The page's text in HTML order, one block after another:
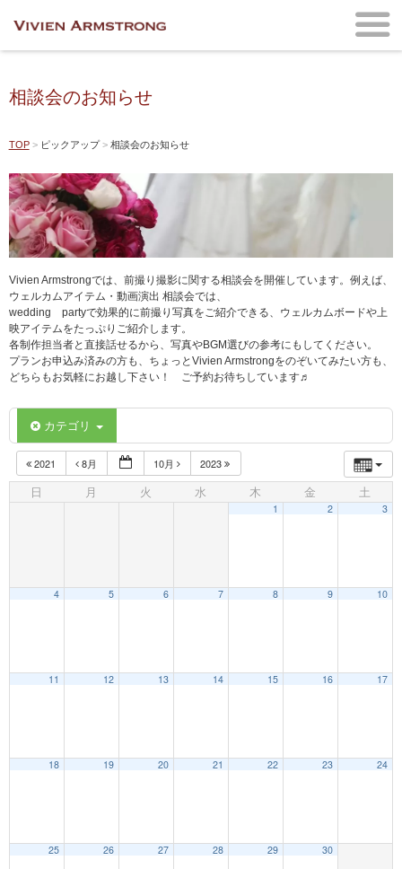
相談会のお知らせ
TOP ピックアップ 相談会のお知らせ
Vivien Armstrongでは、前撮り撮影に関する相談会を開催しています。例えば、
ウェルカムアイテム・動画演出 相談会では、
wedding partyで効果的に前撮り写真をご紹介できる、ウェルカムボードや上
映アイテムをたっぷりご紹介します。
各制作担当者と直接話せるから、写真やBGM選びの参考にもしてください。
プランお申込み済みの方も、ちょっとVivien Armstrongをのぞいてみたい方も、
どちらもお気軽にお越し下さい！ ご予約お待ちしています♬
カテゴリ
2021 8月 10月 2023
日 月 火 水 木 金 土
1 2 3
4 5 6 7 8 9 10
11 12 13 14 15 16 17
18 19 20 21 22 23 24
25 26 27 28 29 30